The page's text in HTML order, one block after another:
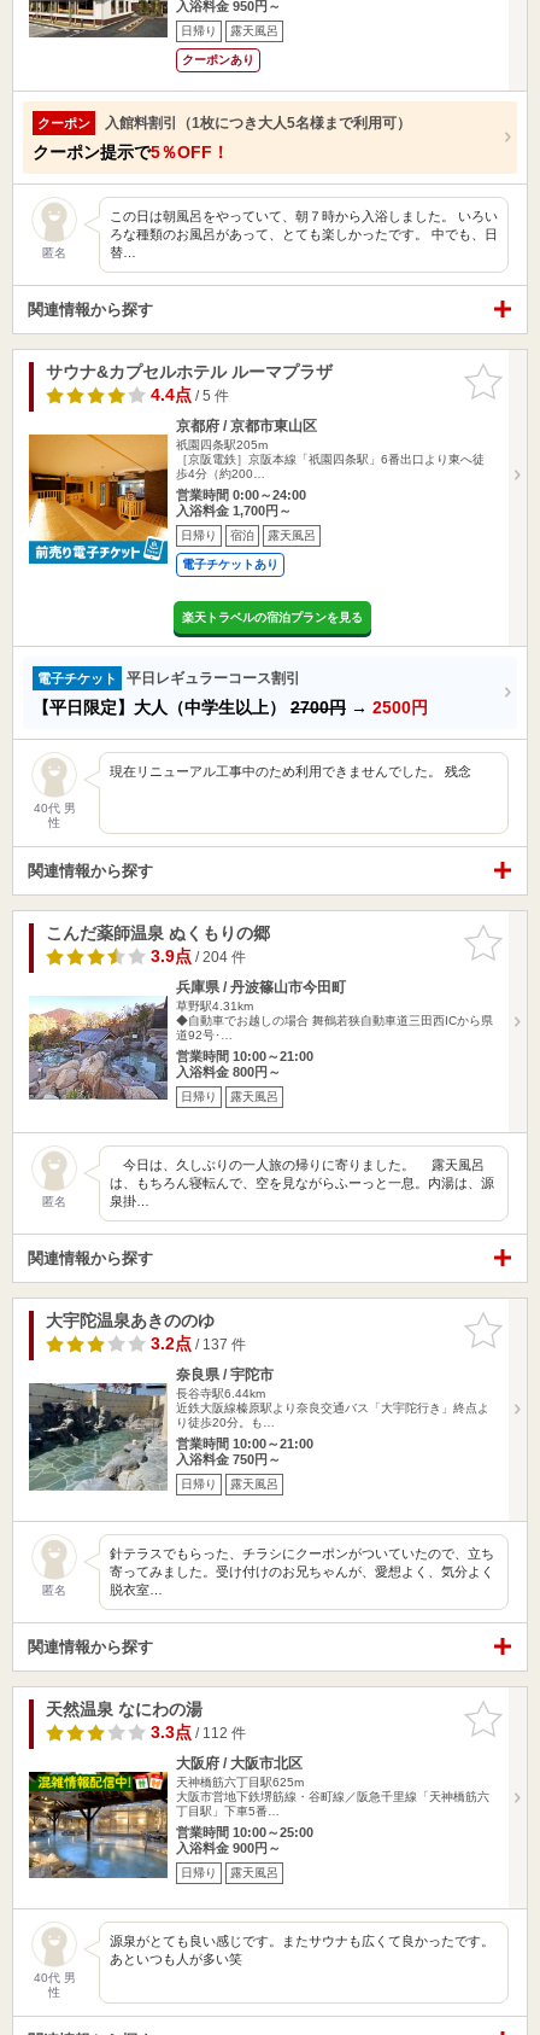
入浴料金 950円～
日帰り 露天風呂
クーポンあり
クーポン 入館料割引（1枚につき大人5名様まで利用可）
クーポン提示で5％OFF！
匿名
この日は朝風呂をやっていて、朝７時から入浴しました。 いろい
ろな種類のお風呂があって、とても楽しかったです。 中でも、日
替…
関連情報から探す
お気に入
りに追加
サウナ&カプセルホテル ルーマプラザ
4.4点/ 5 件
京都府 / 京都市東山区
祇園四条駅205m
［京阪電鉄］京阪本線「祇園四条駅」6番出口より東へ徒
歩4分（約200…
営業時間 0:00～24:00
入浴料金 1,700円～
日帰り 宿泊 露天風呂
電子チケットあり
楽天トラベルの宿泊プランを見る
電子チケット 平日レギュラーコース割引
【平日限定】大人（中学生以上） 2700円 → 2500円
40代 男
性
現在リニューアル工事中のため利用できませんでした。 残念
関連情報から探す
お気に入
りに追加
こんだ薬師温泉 ぬくもりの郷
3.9点/ 204 件
兵庫県 / 丹波篠山市今田町
草野駅4.31km
◆自動車でお越しの場合 舞鶴若狭自動車道三田西ICから県
道92号･…
営業時間 10:00～21:00
入浴料金 800円～
日帰り 露天風呂
匿名
今日は、久しぶりの一人旅の帰りに寄りました。 露天風呂
は、もちろん寝転んで、空を見ながらふーっと一息。内湯は、源
泉掛…
関連情報から探す
お気に入
りに追加
大宇陀温泉あきののゆ
3.2点/ 137 件
奈良県 / 宇陀市
長谷寺駅6.44km
近鉄大阪線榛原駅より奈良交通バス「大宇陀行き」終点よ
り徒歩20分。も…
営業時間 10:00～21:00
入浴料金 750円～
日帰り 露天風呂
匿名
針テラスでもらった、チラシにクーポンがついていたので、立ち
寄ってみました。受け付けのお兄ちゃんが、愛想よく、気分よく
脱衣室…
関連情報から探す
お気に入
りに追加
天然温泉 なにわの湯
3.3点/ 112 件
大阪府 / 大阪市北区
天神橋筋六丁目駅625m
大阪市営地下鉄堺筋線・谷町線／阪急千里線「天神橋筋六
丁目駅」下車5番…
営業時間 10:00～25:00
入浴料金 900円～
日帰り 露天風呂
40代 男
性
源泉がとても良い感じです。またサウナも広くて良かったです。
あといつも人が多い笑